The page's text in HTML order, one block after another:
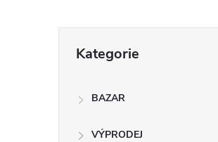
kategorie
Kategorie
BAZAR
VÝPRODEJ